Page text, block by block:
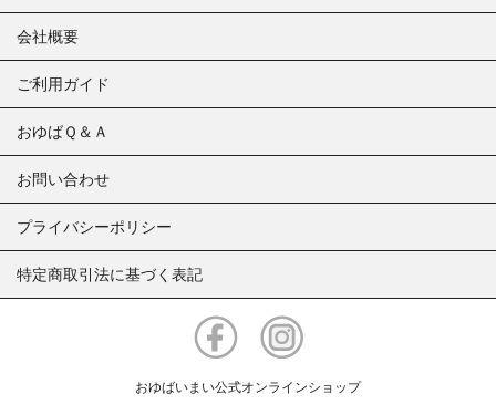
会社概要
ご利用ガイド
おゆばＱ＆Ａ
お問い合わせ
プライバシーポリシー
特定商取引法に基づく表記
おゆばいまい公式オンラインショップ